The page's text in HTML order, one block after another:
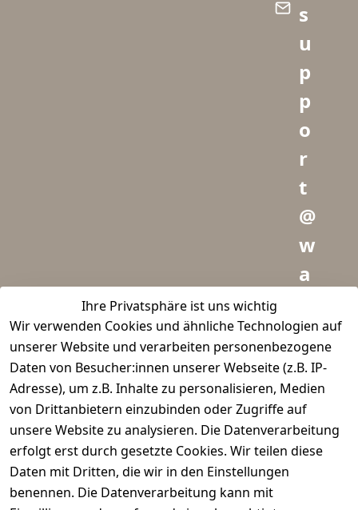
Ihre Privatsphäre ist uns wichtig
Wir verwenden Cookies und ähnliche Technologien auf
unserer Website und verarbeiten personenbezogene
Daten von Besucher:innen unserer Webseite (z.B. IP-
Adresse), um z.B. Inhalte zu personalisieren, Medien
von Drittanbietern einzubinden oder Zugriffe auf
unsere Website zu analysieren. Die Datenverarbeitung
erfolgt erst durch gesetzte Cookies. Wir teilen diese
Daten mit Dritten, die wir in den Einstellungen
benennen. Die Datenverarbeitung kann mit
s
u
p
p
o
r
t
@
w
a
d
m
e
i
s